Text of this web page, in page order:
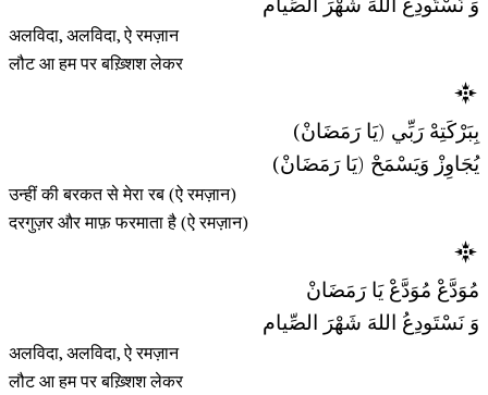
وَ نَسْتَودِعُ اللهَ شَهْرَ الصِّيام
अलविदा, अलविदा, ऐ रमज़ान
लौट आ हम पर बख़्शिश लेकर
بِبَرْكَتِهْ رَبِّي (يَا رَمَضَانْ)
يُجَاوِزْ وَيَسْمَحْ (يَا رَمَضَانْ)
उन्हीं की बरकत से मेरा रब (ऐ रमज़ान)
दरगुज़र और माफ़ फरमाता है (ऐ रमज़ान)
مُوَدَّعْ مُوَدَّعْ يَا رَمَضَانْ
وَ نَسْتَودِعُ اللهَ شَهْرَ الصِّيام
अलविदा, अलविदा, ऐ रमज़ान
लौट आ हम पर बख़्शिश लेकर